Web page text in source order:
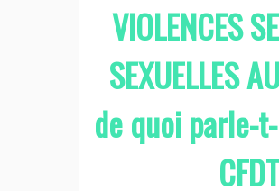
VIOLENCES
SEXUELLES
de quoi parle-